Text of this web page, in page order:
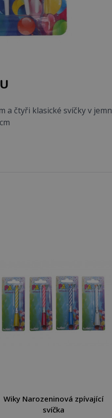
a čtyři klasické svíčky v
Wiky Narozeninová zpívající
svíčka